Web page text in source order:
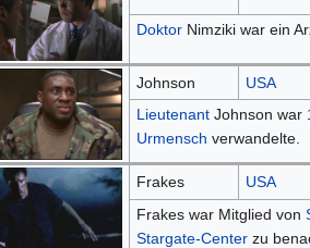
DoktorNimziki war ein
Johnson USA
LieutenantJohnson war
Urmensch verwandelte.
Frakes USA
Frakes war Mitglied von
Stargate-Centerzu